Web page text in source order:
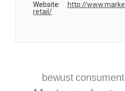
Website:
http://
retail/
bewust consument